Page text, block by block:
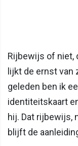
Rijbewijs of niet,
lijkt de ernst van
geleden ben ik
identiteitskaart
hij. Dat rijbewijs,
blijft de